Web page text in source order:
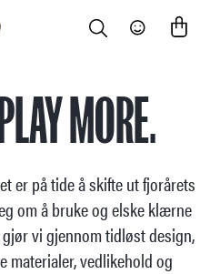
Search Community
MORE.
er på tide å skifte ut fjorårets
om å bruke og elske klærne
vi gjennom tidløst design,
materialer, vedlikehold og